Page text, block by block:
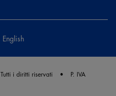
English
Tutti i diritti riservati
P. IVA